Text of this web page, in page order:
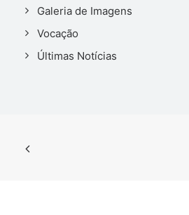
Galeria de Imagens
Vocação
Últimas Notícias